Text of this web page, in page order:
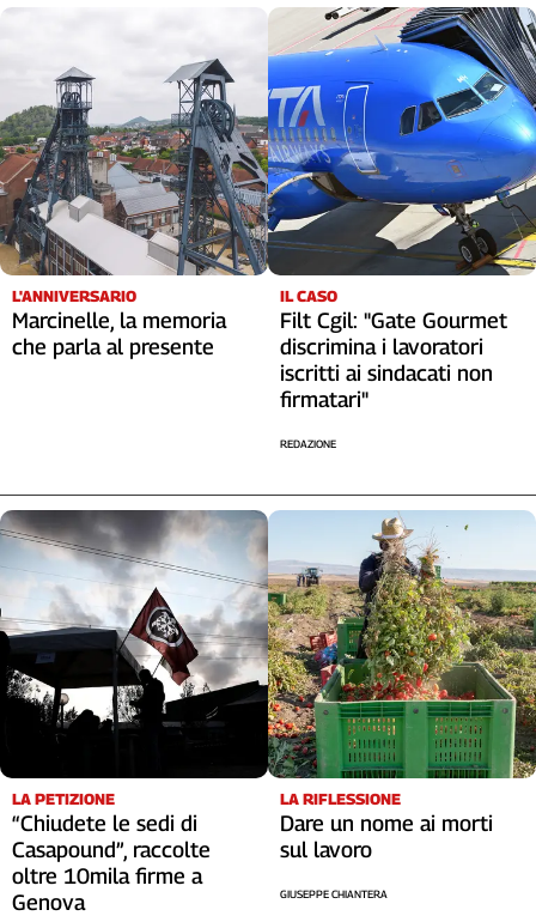
L'ANNIVERSARIO
Marcinelle, la memoria
che parla al presente
IL CASO
Filt Cgil: "Gate Gourmet
discrimina i lavoratori
iscritti ai sindacati non
firmatari"
REDAZIONE
LA PETIZIONE
“Chiudete le sedi di
Casapound”, raccolte
oltre 10mila firme a
Genova
LA RIFLESSIONE
Dare un nome ai morti
sul lavoro
GIUSEPPE CHIANTERA